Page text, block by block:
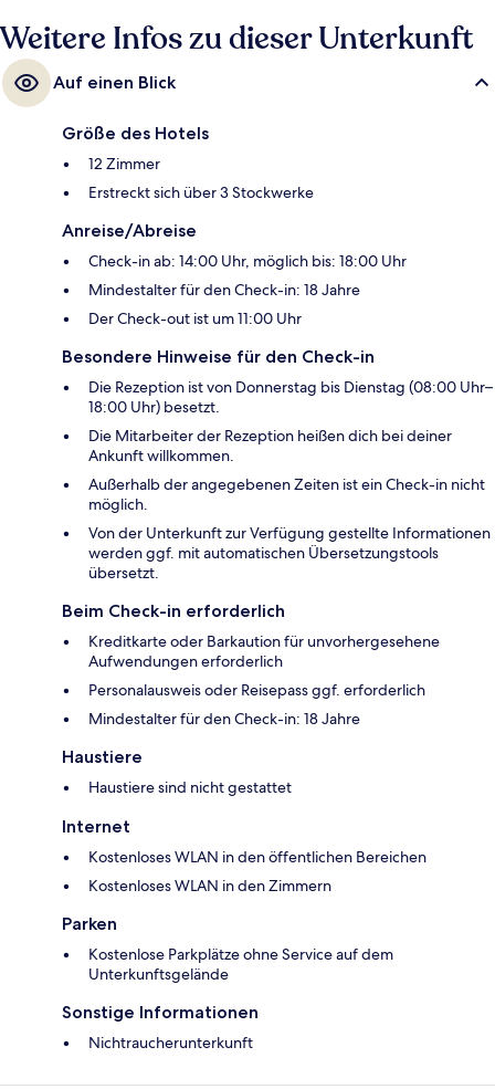
Weitere Infos zu dieser Unterkunft
Auf einen Blick
Größe des Hotels
12 Zimmer
Erstreckt sich über 3 Stockwerke
Anreise/Abreise
Check-in ab: 14:00 Uhr, möglich bis: 18:00 Uhr
Mindestalter für den Check-in: 18 Jahre
Der Check-out ist um 11:00 Uhr
Besondere Hinweise für den Check-in
Die Rezeption ist von Donnerstag bis Dienstag (08:00 Uhr–
18:00 Uhr) besetzt.
Die Mitarbeiter der Rezeption heißen dich bei deiner
Ankunft willkommen.
Außerhalb der angegebenen Zeiten ist ein Check-in nicht
möglich.
Von der Unterkunft zur Verfügung gestellte Informationen
werden ggf. mit automatischen Übersetzungstools
übersetzt.
Beim Check-in erforderlich
Kreditkarte oder Barkaution für unvorhergesehene
Aufwendungen erforderlich
Personalausweis oder Reisepass ggf. erforderlich
Mindestalter für den Check-in: 18 Jahre
Haustiere
Haustiere sind nicht gestattet
Internet
Kostenloses WLAN in den öffentlichen Bereichen
Kostenloses WLAN in den Zimmern
Parken
Kostenlose Parkplätze ohne Service auf dem
Unterkunftsgelände
Sonstige Informationen
Nichtraucherunterkunft